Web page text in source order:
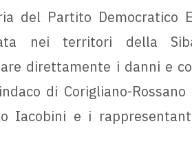
del Partito Democratico
nei territori della
direttamente i danni e
di Corigliano-
Iacobini e i